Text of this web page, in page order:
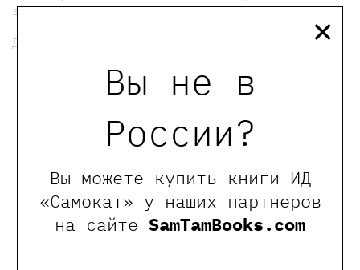
Вы не в
России?
Вы можете купить книги ИД
«Самокат» у наших партнеров
на сайте SamTamBooks.com
×
экземпляре — успейте ухватить!
До встречи!
мы в телеграмме
Отзывы
0
Оставить отзыв